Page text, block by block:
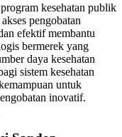
kesehatan publik
pengobatan
efektif membantu
bermerek yang
daya kesehatan
sistem kesehatan
untuk
inovatif.